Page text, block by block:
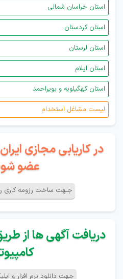
استان خراسان شمالی
استان کردستان
استان لرستان
استان ایلام
استان کهگیلویه و بویراحمد
لیست مشاغل استخدام
در کاریابی مجازی
عضو
جـهت ساخت رزومه کاری
دریافت آگهی ها از
جهت دانلود نرم افزار و